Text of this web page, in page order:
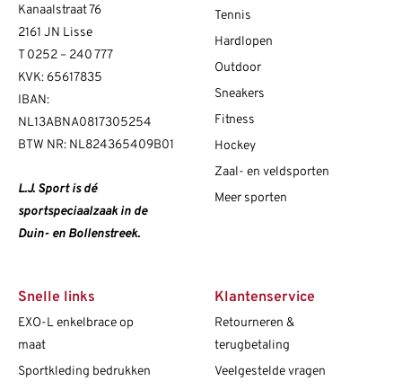
Kanaalstraat 76
2161 JN Lisse
T0252 – 240 777
KVK: 65617835
IBAN:
NL13ABNA0817305254
BTW NR: NL824365409B01
L.J. Sport is dé
sportspeciaalzaak in de
Duin- en Bollenstreek.
Tennis
Hardlopen
Outdoor
Sneakers
Fitness
Hockey
Zaal- en veldsporten
Meer sporten
Snelle links
EXO-L enkelbrace op
maat
Sportkleding bedrukken
Klantenservice
Retourneren &
terugbetaling
Veelgestelde vragen